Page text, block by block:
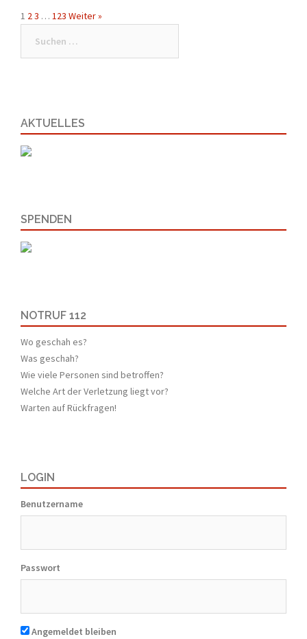
1 23 … 123 Weiter »
nach:
AKTUELLES
SPENDEN
NOTRUF 112
Wo geschah es?
Was geschah?
Wie viele Personen sind betroffen?
Welche Art der Verletzung liegt vor?
Warten auf Rückfragen!
LOGIN
Benutzername
Passwort
Angemeldet bleiben